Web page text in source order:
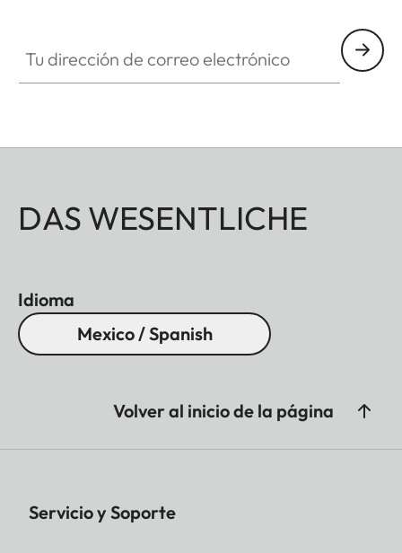
DAS WESENTLICHE
Idioma
Mexico / Spanish
Volver al inicio de la página
Servicio y Soporte